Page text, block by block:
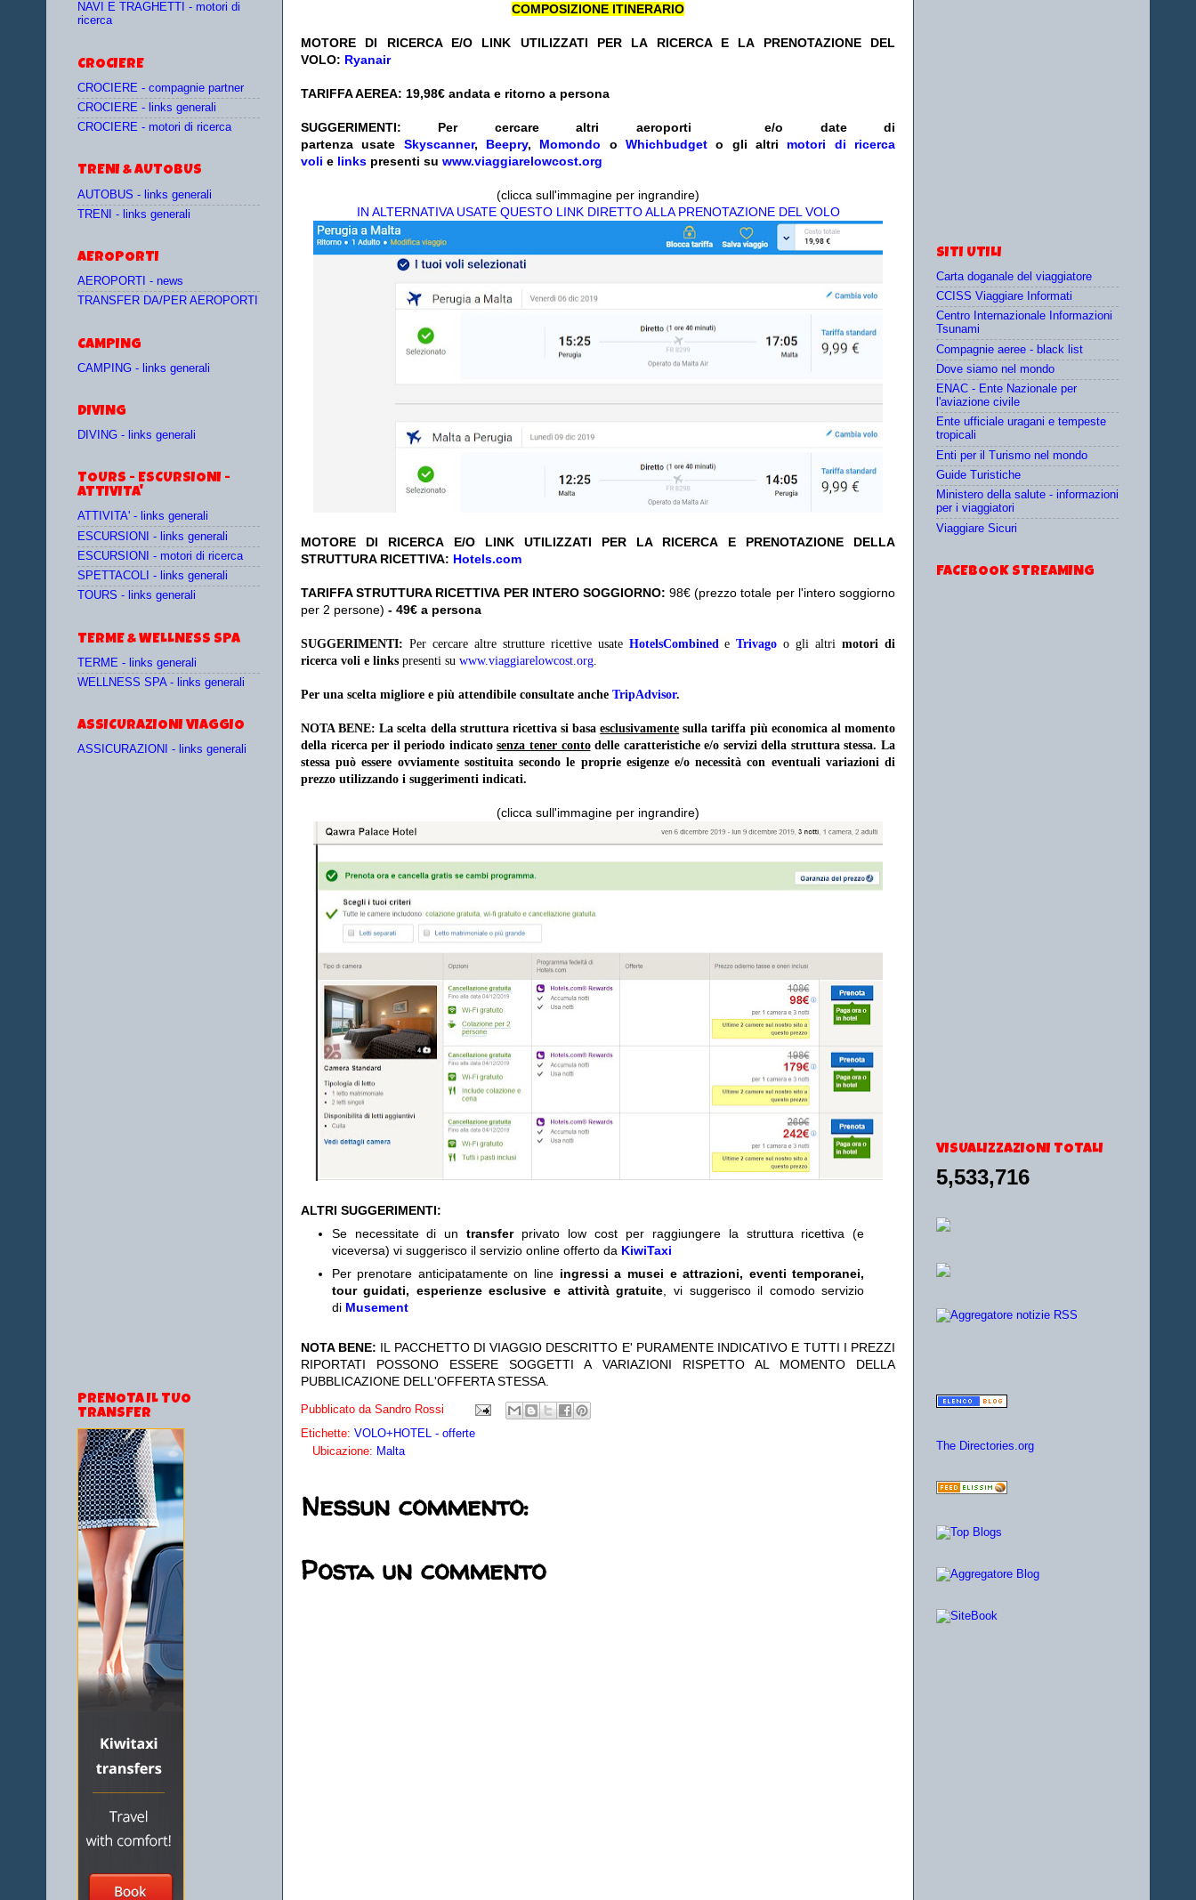
COMPOSIZIONE ITINERARIO
MOTORE DI RICERCA E/O LINK UTILIZZATI PER LA RICERCA E LA PRENOTAZIONE DEL
VOLO: Ryanair
TARIFFA AEREA: 19,98€ andata e ritorno a persona
SUGGERIMENTI: Per cercare altri aeroporti e/o date di
partenza usate Skyscanner, Beepry, Momondo oWhichbudget o gli altri motori di ricerca
voli e links presenti su www.viaggiarelowcost.org
(clicca sull'immagine per ingrandire)
IN ALTERNATIVA USATE QUESTO LINK DIRETTO ALLA PRENOTAZIONE DEL VOLO
MOTORE DI RICERCA E/O LINK UTILIZZATI PER LA RICERCA E PRENOTAZIONE DELLA
STRUTTURA RICETTIVA: Hotels.com
TARIFFA STRUTTURA RICETTIVA PER INTERO SOGGIORNO: 98€ (prezzo totale per l'intero soggiorno
per 2 persone) - 49€ a persona
SUGGERIMENTI: Per cercare altre strutture ricettive usate HotelsCombinedeTrivago o gli altrimotori di
ricerca voli e links presenti su www.viaggiarelowcost.org.
Per una scelta migliore e più attendibile consultate anche TripAdvisor.
NOTA BENE: La scelta della struttura ricettiva si basaesclusivamente sulla tariffa più economica al momento
della ricerca per il periodo indicatosenza tener contodelle caratteristiche e/o servizi della struttura stessa. La
stessa può essere ovviamente sostituita secondo le proprie esigenze e/o necessità con eventuali variazioni di
prezzo utilizzando i suggerimenti indicati.
(clicca sull'immagine per ingrandire)
ALTRI SUGGERIMENTI:
Se necessitate di untransfer privato low cost per raggiungere la struttura ricettiva (e
viceversa) vi suggerisco il servizio online offerto da KiwiTaxi
Per prenotare anticipatamente on line ingressi a musei e attrazioni, eventi temporanei,
tour guidati, esperienze esclusive e attività gratuite , vi suggerisco il comodo servizio
di Musement
NOTA BENE: IL PACCHETTO DI VIAGGIO DESCRITTO E' PURAMENTE INDICATIVO E TUTTI I PREZZI
RIPORTATI POSSONO ESSERE SOGGETTI A VARIAZIONI RISPETTO AL MOMENTO DELLA
PUBBLICAZIONE DELL'OFFERTA STESSA.
Pubblicato da Sandro Rossi
Etichette: VOLO+HOTEL - offerte
Ubicazione: Malta
Nessun commento:
Posta un commento
NAVI E TRAGHETTI - motori di
ricerca
CROCIERE
CROCIERE - compagnie partner
CROCIERE - links generali
CROCIERE - motori di ricerca
TRENI & AUTOBUS
AUTOBUS - links generali
TRENI - links generali
AEROPORTI
AEROPORTI - news
TRANSFER DA/PER AEROPORTI
CAMPING
CAMPING - links generali
DIVING
DIVING - links generali
TOURS - ESCURSIONI -
ATTIVITA'
ATTIVITA' - links generali
ESCURSIONI - links generali
ESCURSIONI - motori di ricerca
SPETTACOLI - links generali
TOURS - links generali
TERME & WELLNESS SPA
TERME - links generali
WELLNESS SPA - links generali
ASSICURAZIONI VIAGGIO
ASSICURAZIONI - links generali
PRENOTA IL TUO
TRANSFER
SITI UTILI
Carta doganale del viaggiatore
CCISS Viaggiare Informati
Centro Internazionale Informazioni
Tsunami
Compagnie aeree - black list
Dove siamo nel mondo
ENAC - Ente Nazionale per
l'aviazione civile
Ente ufficiale uragani e tempeste
tropicali
Enti per il Turismo nel mondo
Guide Turistiche
Ministero della salute - informazioni
per i viaggiatori
Viaggiare Sicuri
FACEBOOK STREAMING
VISUALIZZAZIONI TOTALI
5,533,716
The Directories.org